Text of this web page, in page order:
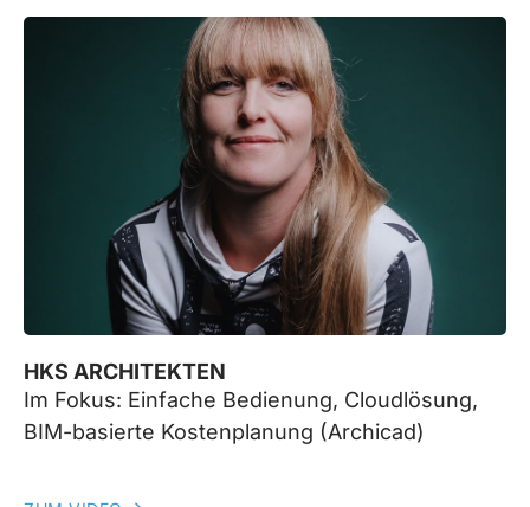
HKS ARCHITEKTEN
Im Fokus: Einfache Bedienung, Cloudlösung,
BIM-basierte Kostenplanung (Archicad)